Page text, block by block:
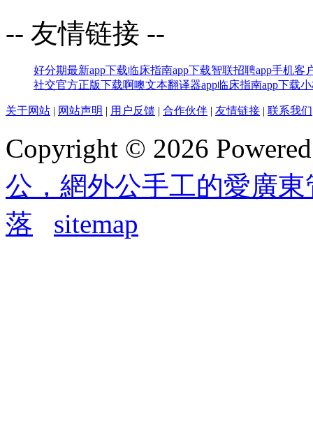
-- 友情链接 --
好分期最新app下载临床指南app下载智联招聘app手机客
社交官方正版下载啊噢文本翻译器app临床指南app下载
关于网站 | 网站声明 | 用户反馈 | 合作伙伴 | 友情链接 | 联系我们
Copyright © 2026
公，網外公手工的愛廣東
落
sitemap